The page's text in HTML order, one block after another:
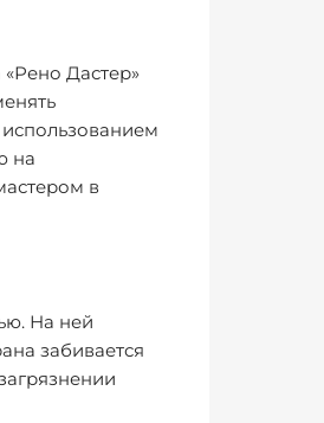
Дастер»
использованием
на
в
На ней
забивается